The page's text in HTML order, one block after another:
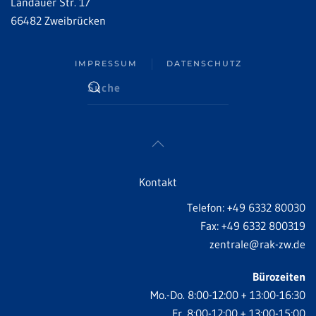
66482 Zweibrücken
IMPRESSUM DATENSCHUTZ
Kontakt
Telefon: +49 6332 80030
Fax: +49 6332 800319
zentrale@rak-zw.de
Bürozeiten
Mo.-Do. 8:00-12:00 + 13:00-16:30
Fr. 8:00-12:00 + 13:00-15:00